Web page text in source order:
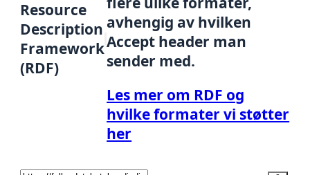
Resource
Description
Framework
(RDF)
avhengig av hvilken
Accept header man
sender med.
Les mer om RDF og
hvilke formater vi støtter
her